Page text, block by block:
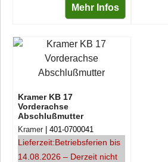
Mehr Infos
Kramer KB 17
Vorderachse
Abschlußmutter
Kramer 401-0700041
Lieferzeit:Betriebsferien bis
14.08.2026 – Derzeit nicht